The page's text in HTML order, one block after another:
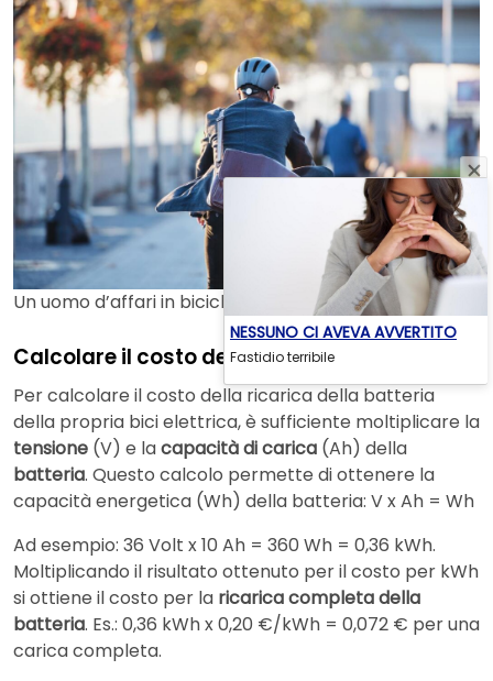
Un uomo d’affari in bicicletta elettrica
Calcolare il costo della ricarica
Per calcolare il costo della ricarica della batteria
della propria bici elettrica, è sufficiente moltiplicare la
tensione (V) e lacapacità di carica (Ah) della
batteria. Questo calcolo permette di ottenere la
capacità energetica (Wh) della batteria: V x Ah = Wh
Ad esempio: 36 Volt x 10 Ah = 360 Wh = 0,36 kWh.
Moltiplicando il risultato ottenuto per il costo per kWh
si ottiene il costo per la ricarica completa della
batteria. Es.: 0,36 kWh x 0,20 €/kWh = 0,072 € per una
carica completa.
NESSUNO CI AVEVA AVVERTITO
Fastidio terribile